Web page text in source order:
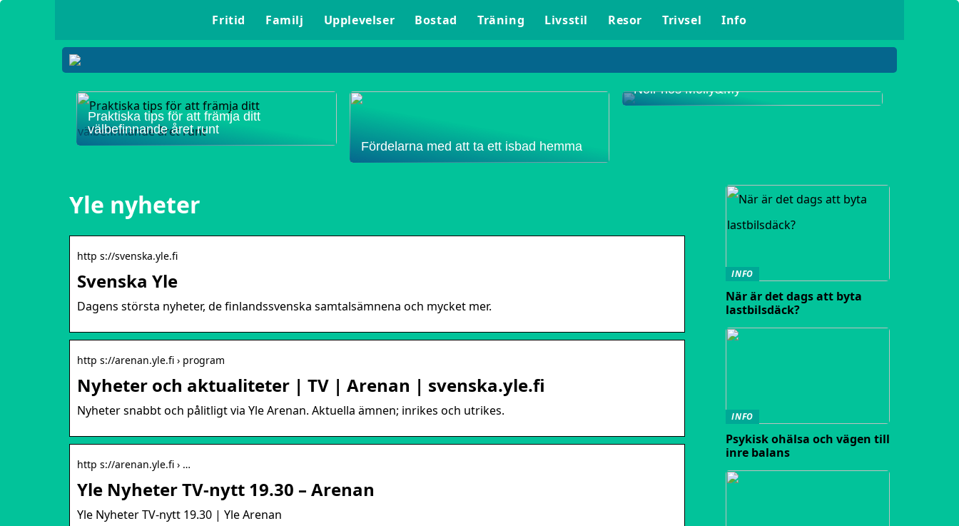
Fritid Familj Upplevelser Bostad Träning Livsstil Resor Trivsel Info
Praktiska tips för att främja ditt
välbefinnande året runt
Fördelarna med att ta ett isbad hemma
Upptäck det populära klädmärket Neo
Noir hos Molly&My
Yle nyheter
http s://svenska.yle.fi
Svenska Yle
Dagens största nyheter, de finlandssvenska samtalsämnena och mycket mer.
http s://arenan.yle.fi › program
Nyheter och aktualiteter | TV | Arenan | svenska.yle.fi
Nyheter snabbt och pålitligt via Yle Arenan. Aktuella ämnen; inrikes och utrikes.
http s://arenan.yle.fi › …
Yle Nyheter TV-nytt 19.30 – Arenan
Yle Nyheter TV-nytt 19.30 | Yle Arenan
INFO
När är det dags att byta
lastbilsdäck?
INFO
Psykisk ohälsa och vägen till
inre balans